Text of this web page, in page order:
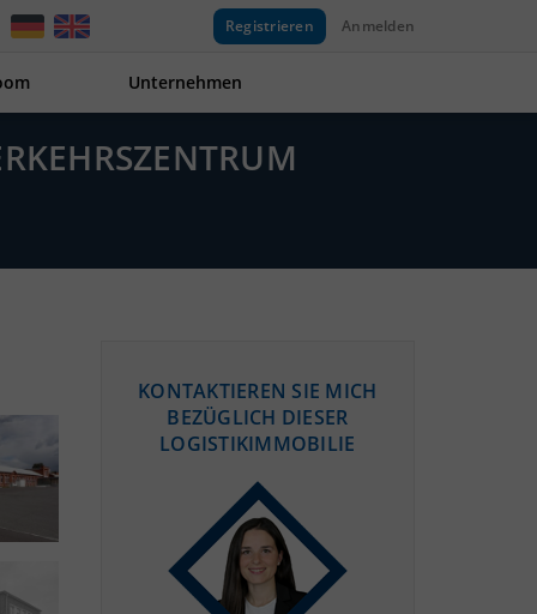
Registrieren Anmelden
Unternehmen
KONTAKTIEREN SIE MICH
BEZÜGLICH DIESER
LOGISTIKIMMOBILIE